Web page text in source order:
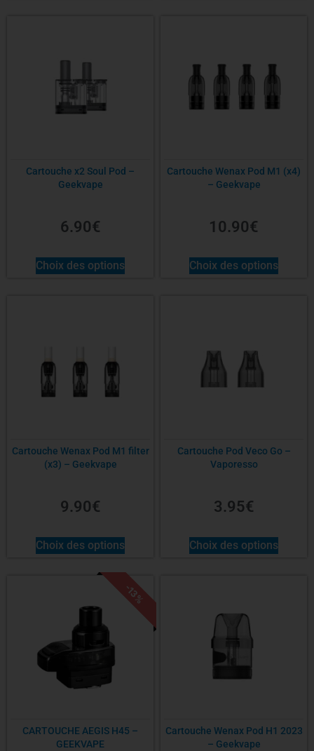
Cartouche x2 Soul Pod –
Geekvape
6.90€
Choix des options
Cartouche Wenax Pod M1 (x4)
– Geekvape
10.90€
Choix des options
Cartouche Wenax Pod M1 filter
(x3) – Geekvape
9.90€
Choix des options
Cartouche Pod Veco Go –
Vaporesso
3.95€
Choix des options
-13%
CARTOUCHE AEGIS H45 –
GEEKVAPE
Cartouche Wenax Pod H1 2023
– Geekvape